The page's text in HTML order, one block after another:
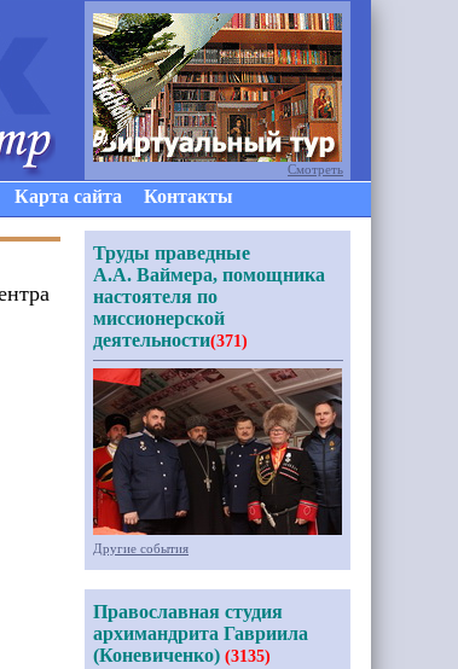
Карта сайта Контакты
Смотреть
Труды праведные
А.А. Ваймера, помощника
настоятеля по
миссионерской
деятельности(371)
Другие события
Православная студия
архимандрита Гавриила
(Коневиченко) (3135)